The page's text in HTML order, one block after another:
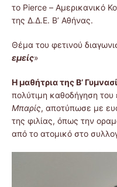
το Pierce – Αμερικανικό
της Δ.Δ.Ε. Β’ Αθήνας.
Θέμα του φετινού
εμείς»
Η μαθήτρια της Β’
πολύτιμη καθοδήγηση του
Μπαρίς, αποτύπωσε με
της φιλίας, όπως την
από το ατομικό στο